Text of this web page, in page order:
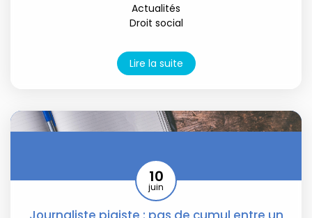
Actualités
Droit social
Lire la suite
10
juin